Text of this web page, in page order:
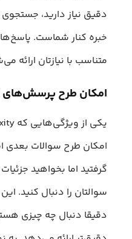
دقیق نیاز دارید،
خبره کنار شماست. پاسخ‌ها
متناسب با نیازتان ارائه
امکان طرح
امکان طرح سوالات
گرفتید اما بخواهید
سوالتان را دنبال کنید.
دقیقا دنبال چه چیزی